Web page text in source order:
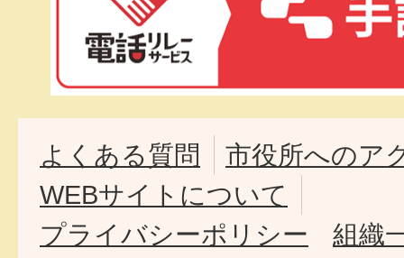
よくある質問
市役所へのア
WEBサイトについて
プライバシーポリシー
組織